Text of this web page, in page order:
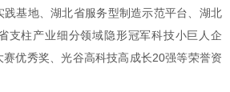
基地、湖北省服务型制造示范平台、湖北
支柱产业细分领域隐形冠军科技小巨人企
优秀奖、光谷高科技高成长20强等荣誉资